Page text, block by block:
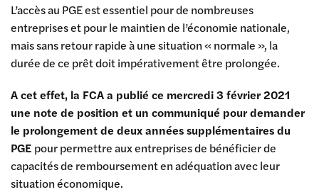
L’accès au PGE est essentiel pour de nombreuses
entreprises et pour le maintien de l’économie nationale,
mais sans retour rapide à une situation « normale », la
durée de ce prêt doit impérativement être prolongée.
A cet effet, la FCA a publié ce mercredi 3 février 2021
une note de position et un communiqué pour demander
le prolongement de deux années supplémentaires du
PGE pour permettre aux entreprises de bénéficier de
capacités de remboursement en adéquation avec leur
situation économique.